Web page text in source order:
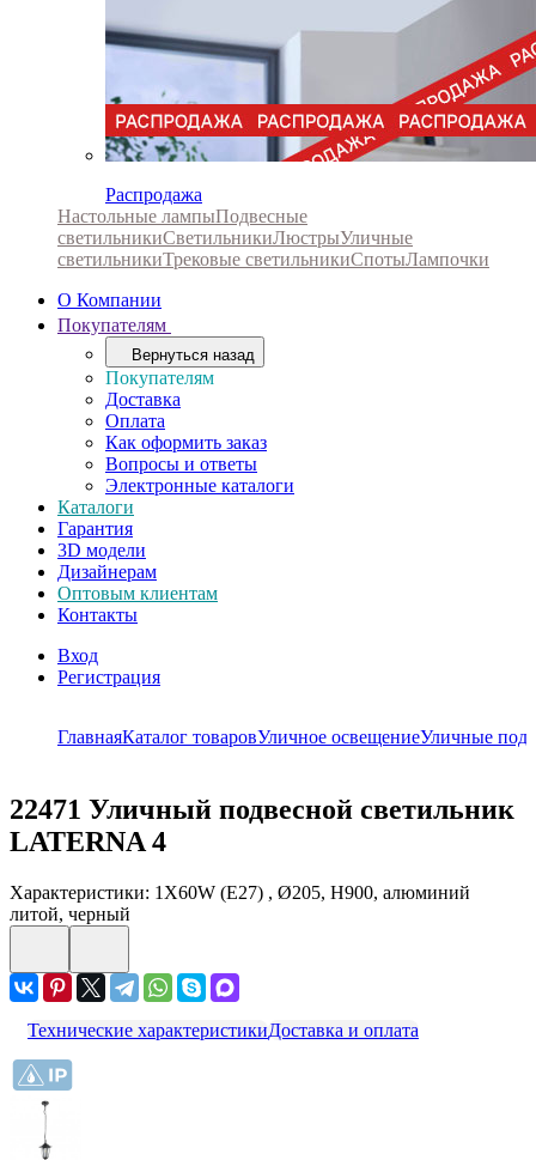
Распродажа
Настольные лампыПодвесные
светильникиСветильникиЛюстрыУличные
светильникиТрековые светильникиСпотыЛампочки
О Компании
Покупателям
Вернуться назад
Покупателям
Доставка
Оплата
Как оформить заказ
Вопросы и ответы
Электронные каталоги
Каталоги
Гарантия
3D модели
Дизайнерам
Оптовым клиентам
Контакты
Вход
Регистрация
ГлавнаяКаталог товаровУличное освещениеУличные
22471 Уличный подвесной светильник
LATERNA 4
Характеристики: 1X60W (E27) , Ø205, H900, алюминий
литой, черный
Технические характеристикиДоставка и оплата